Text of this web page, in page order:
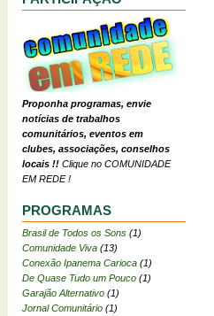
Proponha programas, envie
notícias de trabalhos
comunitários, eventos em
clubes, associações, conselhos
locais !! Clique no COMUNIDADE
EM REDE !
PROGRAMAS
Brasil de Todos os Sons (1)
Comunidade Viva (13)
Conexão Ipanema Carioca (1)
De Quase Tudo um Pouco (1)
Garajão Alternativo (1)
Jornal Comunitário (1)